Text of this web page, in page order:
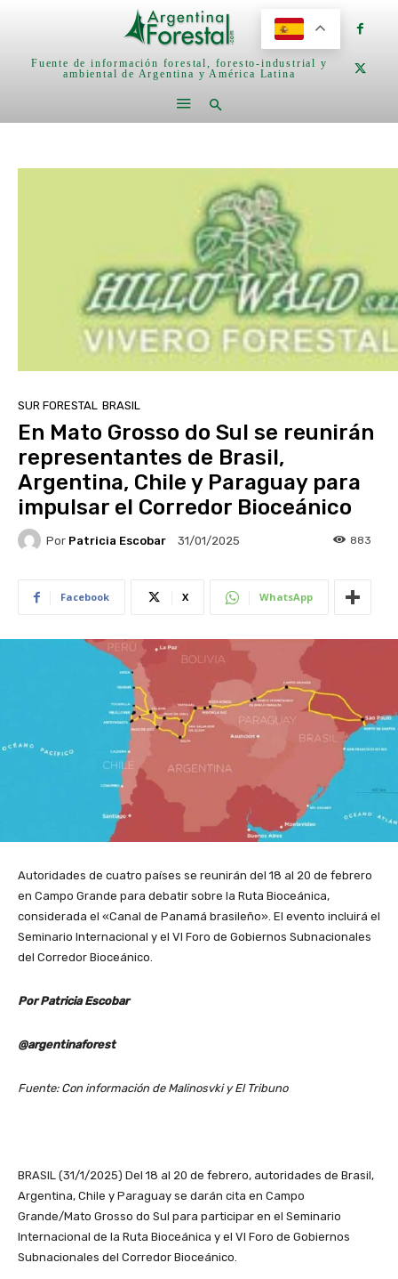
Fuente de información forestal, foresto-industrial y
ambiental de Argentina y América Latina
SUR FORESTAL BRASIL
En Mato Grosso do Sul se reunirán
representantes de Brasil,
Argentina, Chile y Paraguay para
impulsar el Corredor Bioceánico
Por Patricia Escobar 31/01/2025 883
Facebook X WhatsApp
Autoridades de cuatro países se reunirán del 18 al 20 de febrero
en Campo Grande para debatir sobre la Ruta Bioceánica,
considerada el «Canal de Panamá brasileño». El evento incluirá el
Seminario Internacional y el VI Foro de Gobiernos Subnacionales
del Corredor Bioceánico.
Por Patricia Escobar
@argentinaforest
Fuente: Con información de Malinosvki y El Tribuno
BRASIL (31/1/2025) Del 18 al 20 de febrero, autoridades de Brasil,
Argentina, Chile y Paraguay se darán cita en Campo
Grande/Mato Grosso do Sul para participar en el Seminario
Internacional de la Ruta Bioceánica y el VI Foro de Gobiernos
Subnacionales del Corredor Bioceánico.